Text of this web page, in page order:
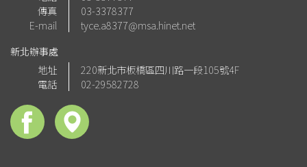
傳真
03-3378377
E-mail
tyce.a8377@msa.hinet.net
新北辦事處
地址
220新北市板橋區四川路一段105號4F
電話
02-29582728